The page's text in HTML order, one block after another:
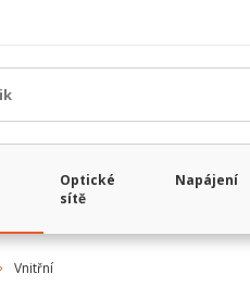
Optické
sítě
Napájení
Vnitřní